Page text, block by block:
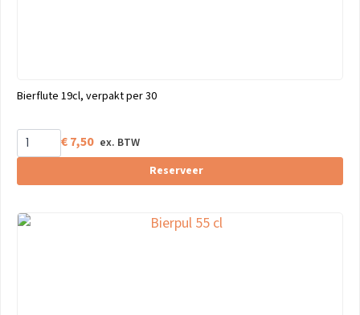
Bierflute 19cl, verpakt per 30
€7,50
Reserveer